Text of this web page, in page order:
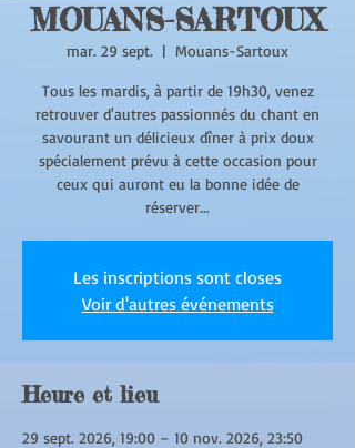
MOUANS-SARTOUX
mar. 29 sept.
  |
Mouans-Sartoux
Tous les mardis, à partir de 19h30, venez
retrouver d'autres passionnés du chant en
savourant un délicieux dîner à prix doux
spécialement prévu à cette occasion pour
ceux qui auront eu la bonne idée de
réserver...
Les inscriptions sont closes
Voir d'autres événements
Heure et lieu
29 sept. 2026, 19:00 – 10 nov. 2026, 23:50